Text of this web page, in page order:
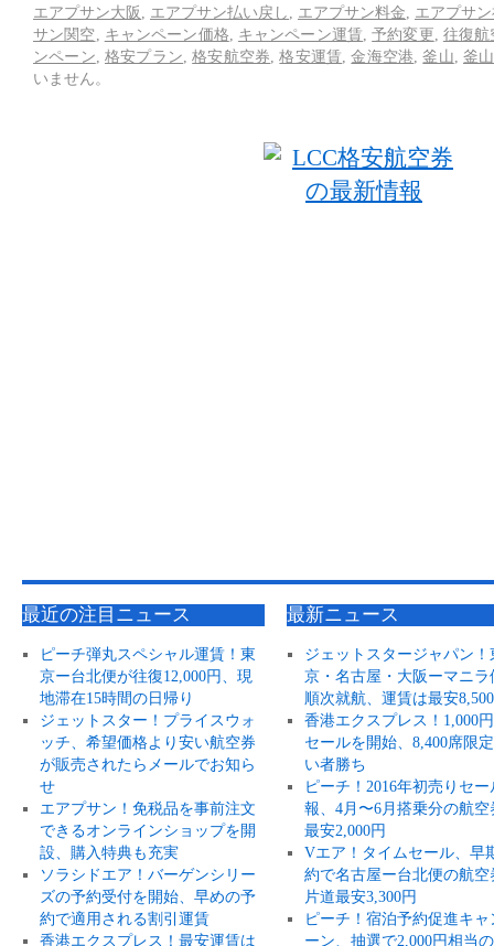
エアプサン大阪
エアプサン払い戻し エアプサン料金
エアプサ
サン関空
キャンペーン価格 キャンペーン運賃 ,予約変更 往復航
ンペーン 格安プラン ,格安航空券 ,格安運賃 ,金海空港 ,釜山 釜
いません。
最近の注目ニュース
ピーチ弾丸スペシャル運賃！東
京ー台北便が往復12,000円、現
地滞在15時間の日帰り
ジェットスター！プライスウォ
ッチ、希望価格より安い航空券
が販売されたらメールでお知ら
せ
エアプサン！免税品を事前注文
できるオンラインショップを開
設、購入特典も充実
ソラシドエア！バーゲンシリー
ズの予約受付を開始、早めの予
約で適用される割引運賃
香港エクスプレス！最安運賃は
最新ニュース
ジェットスタージャパン！
京・名古屋・大阪ーマニラ
順次就航、運賃は最安
香港エクスプレス！1,000
セールを開始、8,400席限
い者勝ち
ピーチ！2016年初売りセー
報、4月〜6月搭乗分の航空
最安2,000円
Vエア！タイムセール、早
約で名古屋ー台北便の航空
片道最安3,300円
ピーチ！宿泊予約促進キャ
ーン、抽選で2,000円相当